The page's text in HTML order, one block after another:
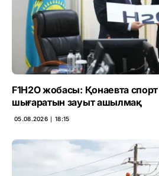
F1H2O жобасы: Қонаевта спорт
шығаратын зауыт ашылмақ
05.08.2026 ∣ 18:15